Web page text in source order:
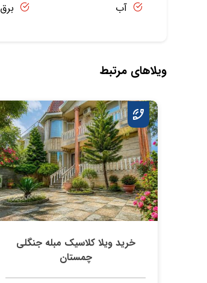
آب برق
ویلاهای مرتبط
خرید ویلا کلاسیک مبله جنگلی
چمستان